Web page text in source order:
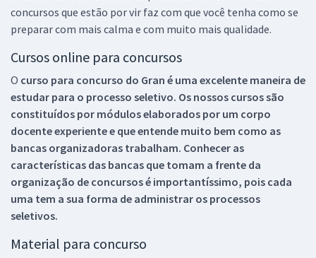
concursos que estão por vir faz com que você tenha como se
preparar com mais calma e com muito mais qualidade.
Cursos online para concursos
O curso para concurso do Gran é uma excelente maneira de
estudar para o processo seletivo. Os nossos cursos são
constituídos por módulos elaborados por um corpo
docente experiente e que entende muito bem como as
bancas organizadoras trabalham. Conhecer as
características das bancas que tomam a frente da
organização de concursos é importantíssimo, pois cada
uma tem a sua forma de administrar os processos
seletivos.
Material para concurso